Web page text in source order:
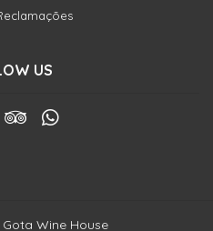
US
Wine House